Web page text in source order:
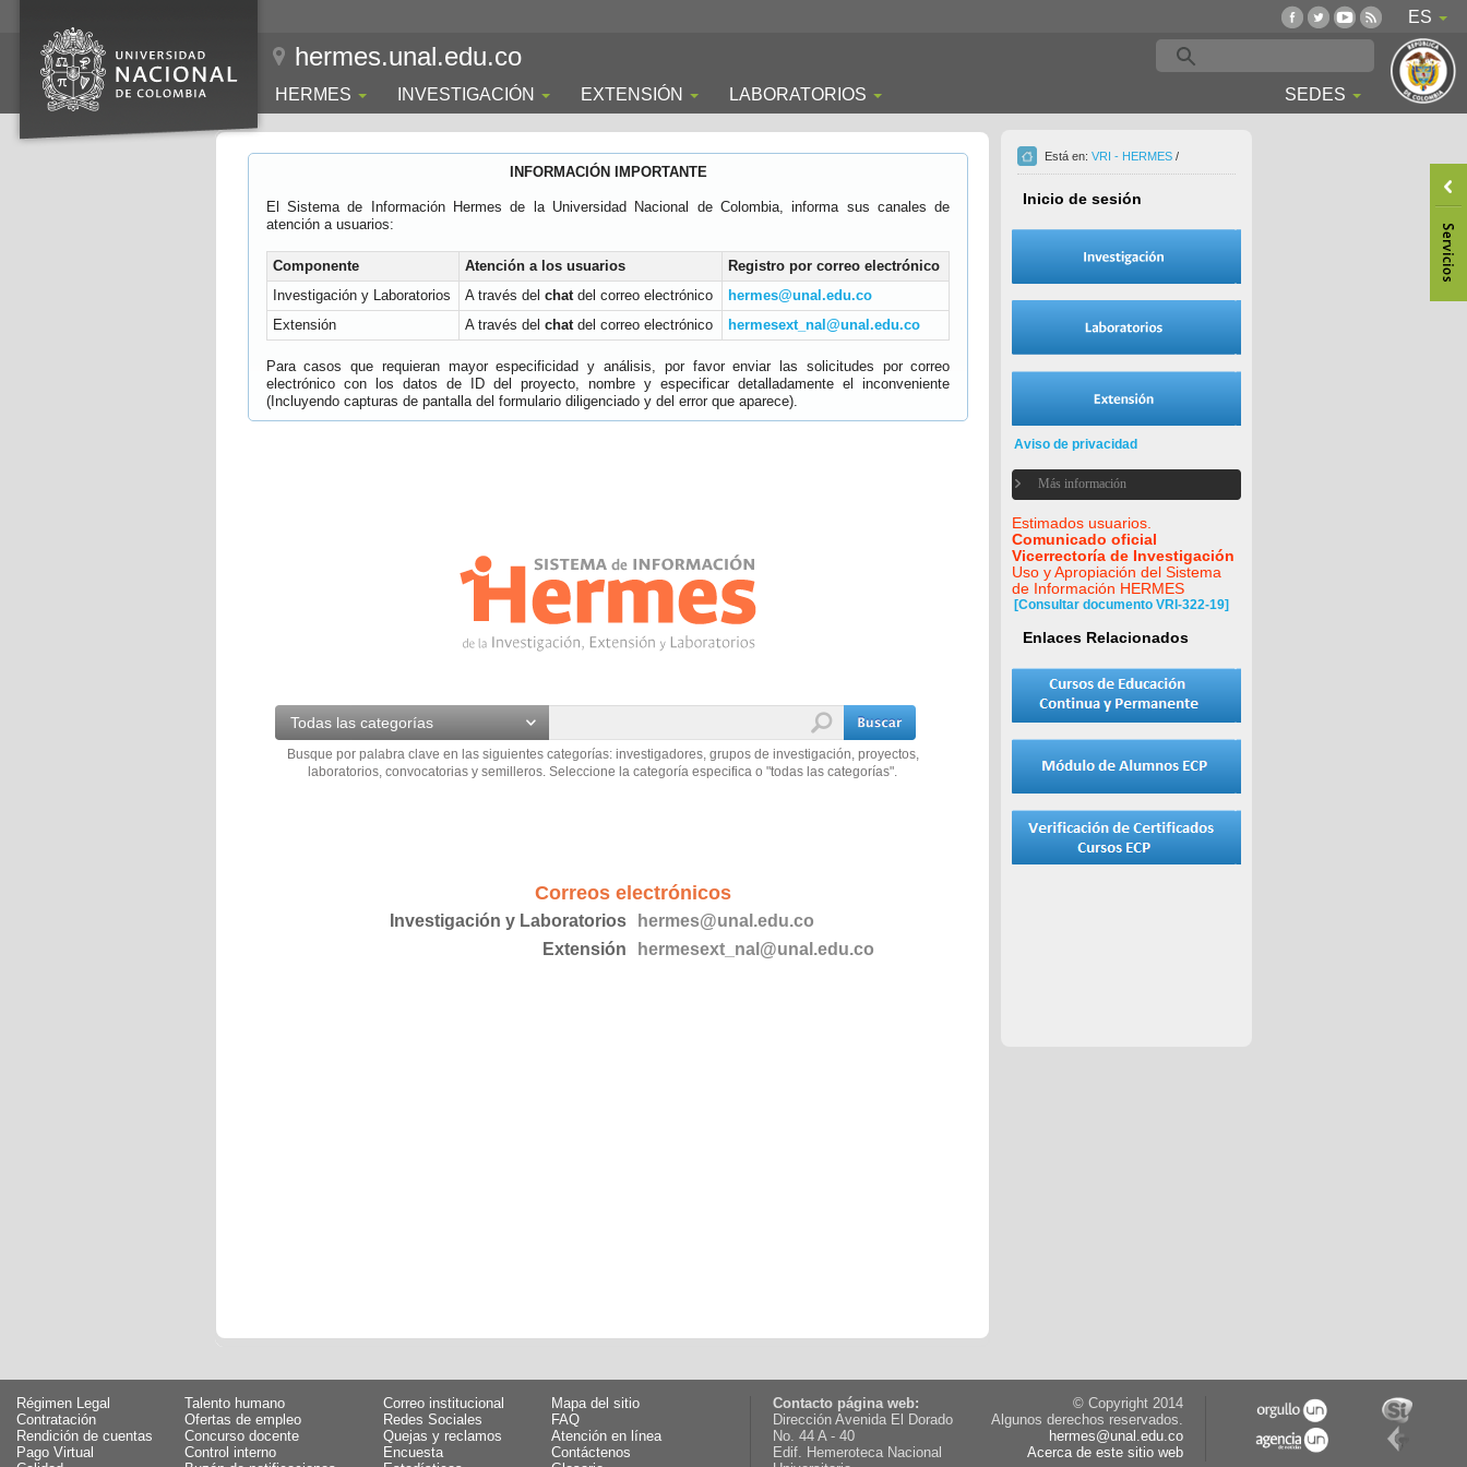
ES
hermes.unal.edu.co
HERMES INVESTIGACIÓN EXTENSIÓN LABORATORIOS SEDES
INFORMACIÓN IMPORTANTE
El Sistema de Información Hermes de la Universidad Nacional de Colombia, informa sus canales de
atención a usuarios:
Componente Atención a los usuarios
Registro por correo electrónico
Investigación y Laboratorios
A través del chatdel correo electrónico
hermes@unal.edu.co
Extensión
A través del chatdel correo electrónico hermesext_nal@unal.edu.co
Para casos que requieran mayor especificidad y análisis, por favor enviar las solicitudes por correo
electrónico con los datos de ID del proyecto, nombre y especificar detalladamente el inconveniente
(Incluyendo capturas de pantalla del formulario diligenciado y del error que aparece).
Todas las categorías
Busque por palabra clave en las siguientes categorías: investigadores, grupos de investigación, proyectos,
laboratorios, convocatorias y semilleros. Seleccione la categoría especifica o "todas las categorías".
Correos electrónicos
Investigación y Laboratorios
hermes@unal.edu.co
Extensión
hermesext_nal@unal.edu.co
Está en: VRI - HERMES /
Inicio de sesión
Aviso de privacidad
Más información
Estimados usuarios.
Comunicado oficial
Vicerrectoría de Investigación
Uso y Apropiación del Sistema
de Información HERMES
[Consultar documento VRI-322-19]
Enlaces Relacionados
Régimen Legal
Talento humano
Contratación
Ofertas de empleo
Rendición de cuentas
Concurso docente
Pago Virtual
Control interno
Correo institucional
Mapa del sitio
Redes Sociales
FAQ
Quejas y reclamos
Atención en línea
Encuesta
Contáctenos
Contacto página web:
Dirección Avenida El Dorado
No. 44 A - 40
Edif. Hemeroteca Nacional
© Copyright 2014
Algunos derechos reservados.
hermes@unal.edu.co
Acerca de este sitio web